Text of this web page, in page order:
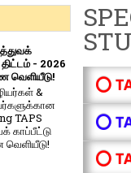
⭕
⭕
⭕
திட்டம் - 2026
வெளியீடு!
&
TAPS
காப்பீட்டு